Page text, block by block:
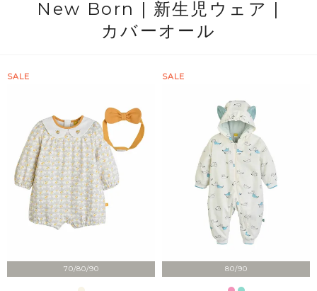
New Born | 新生児ウェア |
カバーオール
70/80/90
SALE
80/90
SALE